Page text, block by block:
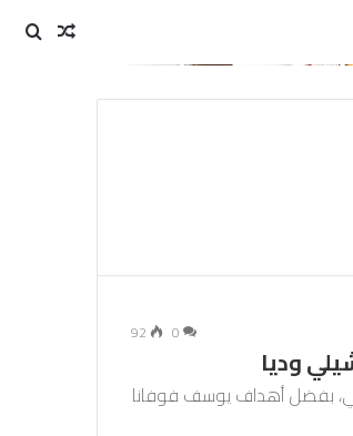
مقال
0
92
ليفوز 3-2 على نظيره التشيلي، بفضل أهداف يوسف فوفانا